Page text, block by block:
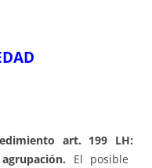
art. 199 LH:
El posible